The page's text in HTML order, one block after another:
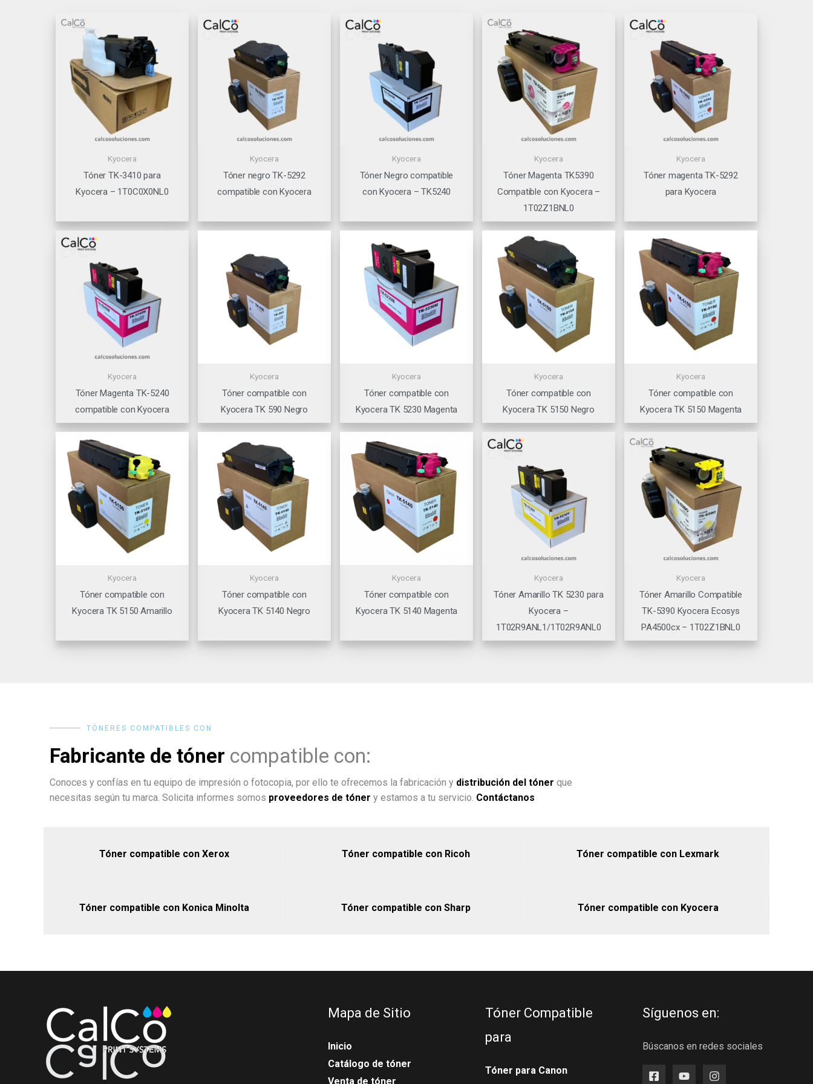
Kyocera
Tóner TK-3410 para
Kyocera – 1T0C0X0NL0
Kyocera
Tóner negro TK-5292
compatible con Kyocera
Kyocera
Tóner Negro compatible
con Kyocera – TK5240
Kyocera
Tóner Magenta TK5390
Compatible con Kyocera –
1T02Z1BNL0
Kyocera
Tóner magenta TK-5292
para Kyocera
Kyocera
Tóner Magenta TK-5240
compatible con Kyocera
Kyocera
Tóner compatible con
Kyocera TK 590 Negro
Kyocera
Tóner compatible con
Kyocera TK 5230 Magenta
Kyocera
Tóner compatible con
Kyocera TK 5150 Negro
Kyocera
Tóner compatible con
Kyocera TK 5150 Magenta
Kyocera
Tóner compatible con
Kyocera TK 5150 Amarillo
Kyocera
Tóner compatible con
Kyocera TK 5140 Negro
Kyocera
Tóner compatible con
Kyocera TK 5140 Magenta
Kyocera
Tóner Amarillo TK 5230 para
Kyocera –
1T02R9ANL1/1T02R9ANL0
Kyocera
Tóner Amarillo Compatible
TK-5390 Kyocera Ecosys
PA4500cx – 1T02Z1BNL0
TÓNERES COMPATIBLES CON
Fabricante de tóner compatible con:
Conoces y confías en tu equipo de impresión o fotocopia, por ello te ofrecemos la fabricación y distribución del tóner que
necesitas según tu marca. Solicita informes somos proveedores de tóner y estamos a tu servicio. Contáctanos
Tóner compatible con Xerox Tóner compatible con Ricoh Tóner compatible con Lexmark
Tóner compatible con Konica Minolta Tóner compatible con Sharp Tóner compatible con Kyocera
Mapa de Sitio
Inicio
Catálogo de tóner
Venta de tóner
Tóner Compatible
para
Tóner para Canon
Síguenos en:
Búscanos en redes sociales